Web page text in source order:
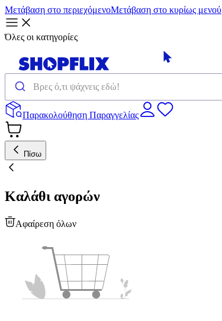
Μετάβαση στο περιεχόμενοΜετάβαση στο κυρίως μενού
Όλες οι κατηγορίες
Παρακολούθηση Παραγγελίας
Πίσω
Καλάθι αγορών
Αφαίρεση όλων